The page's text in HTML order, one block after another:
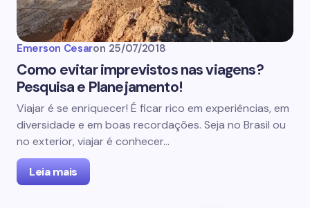
Emerson Cesaron 25/07/2018
Como evitar imprevistos nas viagens?
Pesquisa e Planejamento!
Viajar é se enriquecer! É ficar rico em experiências, em
diversidade e em boas recordações. Seja no Brasil ou
no exterior, viajar é conhecer…
Leia mais